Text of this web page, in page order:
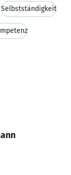
Selbstständigkeit